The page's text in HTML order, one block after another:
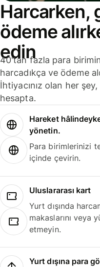
Harcarken,
ödeme
edin
40'tan fazla para
harcadıkça ve ödeme
İhtiyacınız olan her
hesapta.
Hareket
yönetin.
Para birimlerinizi
içinde çevirin.
Uluslararası kart
Yurt dışında
makaslarını veya
etmeyin.
Yurt dışına para